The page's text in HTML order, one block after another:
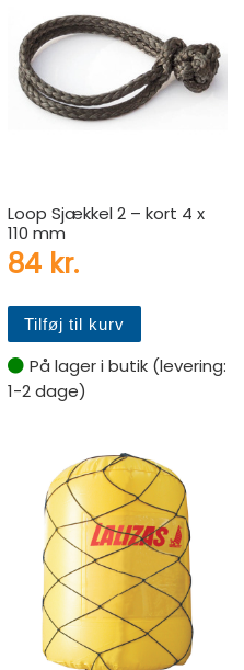
Loop Sjækkel 2 – kort 4 x
110 mm
84 kr.
Tilføj til kurv
På lager i butik (levering:
1-2 dage)